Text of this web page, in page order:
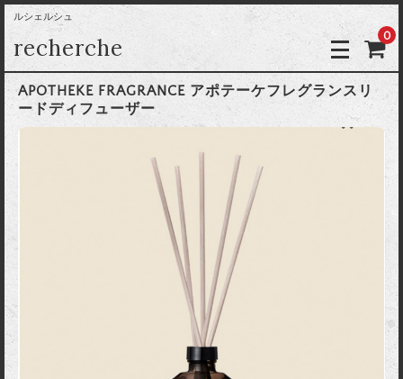
ルシェルシュ
recherche 0
APOTHEKE FRAGRANCE アポテーケフレグランスリ
ードディフューザー